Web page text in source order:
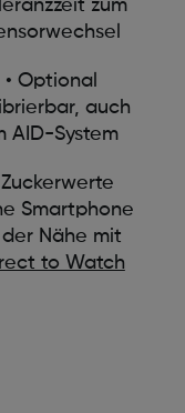
zum
• Optional
auch
AID-System
Zuckerwerte
Smartphone
der Nähe mit
to Watch